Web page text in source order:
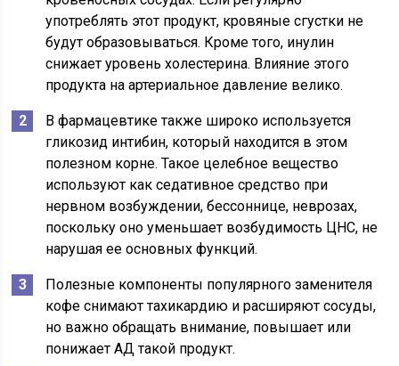
употреблять этот продукт, кровяные сгустки не
будут образовываться. Кроме того, инулин
снижает уровень холестерина. Влияние этого
продукта на артериальное давление велико.
В фармацевтике также широко используется
гликозид интибин, который находится в этом
полезном корне. Такое целебное вещество
используют как седативное средство при
нервном возбуждении, бессоннице, неврозах,
поскольку оно уменьшает возбудимость ЦНС, не
нарушая ее основных функций.
Полезные компоненты популярного заменителя
кофе снимают тахикардию и расширяют сосуды,
но важно обращать внимание, повышает или
понижает АД такой продукт.